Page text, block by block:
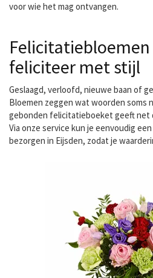
voor wie het mag ontvangen.
Felicitatiebloemen
feliciteer met stijl
Geslaagd, verloofd, nieuwe baan of
Bloemen zeggen wat woorden soms
gebonden felicitatieboeket geeft net
Via onze service kun je eenvoudig een
bezorgen in Eijsden, zodat je